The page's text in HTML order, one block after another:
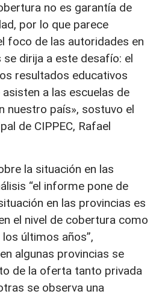
no es garantía de
por lo que parece
foco de las autoridades en
dirija a este desafío: el
resultados educativos
a las escuelas de
nuestro país», sostuvo el
de CIPPEC, Rafael
la situación en las
“el informe pone de
en las provincias es
el nivel de cobertura como
últimos años”,
algunas provincias se
de la oferta tanto privada
se observa una